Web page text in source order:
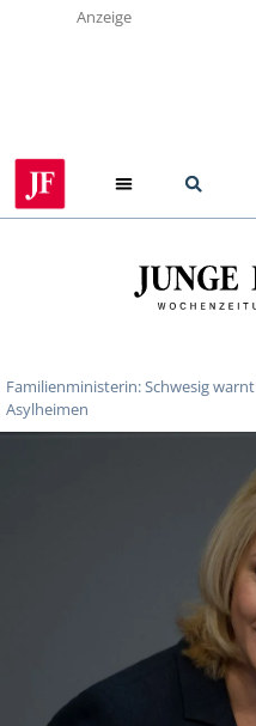
Anzeige
Familienministerin: Schwesig
Asylheimen